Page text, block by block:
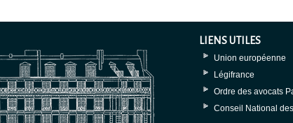
LIENS UTILES
Union européenne
Légifrance
Ordre des avocats
Conseil National